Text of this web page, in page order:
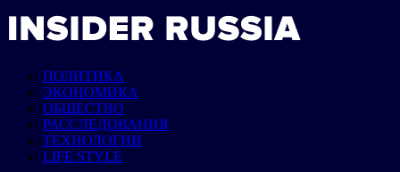
ПОЛИТИКА
ЭКОНОМИКА
ОБЩЕСТВО
РАССЛЕДОВАНИЯ
ТЕХНОЛОГИИ
LIFE STYLE